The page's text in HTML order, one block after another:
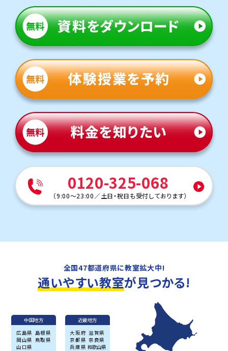
0120-325-068
（9:00～23:00 ／土日・祝日も受付しております）
全国47都道府県に教室拡大中!
通いやすい教室が見つかる!
近畿地方
大阪府 滋賀県
京都県 奈良県
兵庫県 和歌山県
中国地方
広島県 島根県
岡山県 鳥取県
山口県